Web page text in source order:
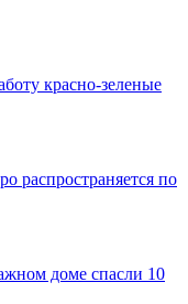
красно-зеленые
распространяется по
доме спасли 10